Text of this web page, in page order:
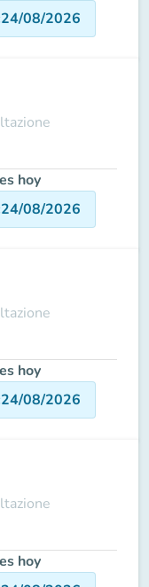
24/08/2026
hoy
24/08/2026
hoy
24/08/2026
hoy